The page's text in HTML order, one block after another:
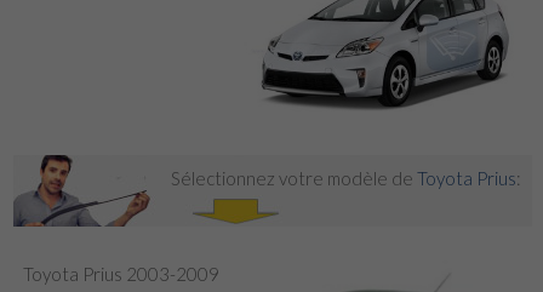
Sélectionnez votre modèle de Toyota Prius:
Toyota Prius 2003-2009